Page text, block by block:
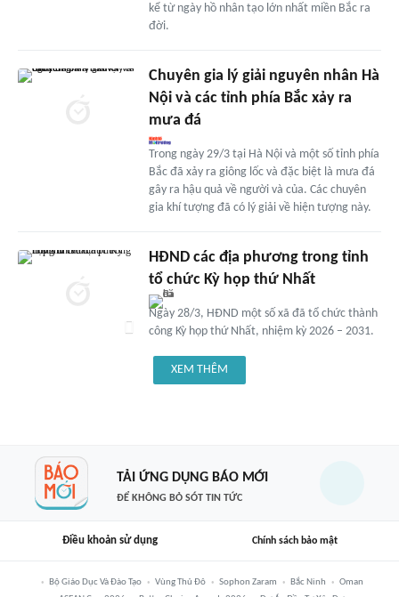
kể từ ngày hồ nhân tạo lớn nhất miền Bắc ra
đời.
Chuyên gia lý giải nguyên nhân Hà
Nội và các tỉnh phía Bắc xảy ra
mưa đá
Trong ngày 29/3 tại Hà Nội và một số tỉnh phía
Bắc đã xảy ra giông lốc và đặc biệt là mưa đá
gây ra hậu quả về người và của. Các chuyên
gia khí tượng đã có lý giải về hiện tượng này.
HĐND các địa phương trong tỉnh
tổ chức Kỳ họp thứ Nhất
Ngày 28/3, HĐND một số xã đã tổ chức thành
công Kỳ họp thứ Nhất, nhiệm kỳ 2026 – 2031.
XEM THÊM
TẢI ỨNG DỤNG BÁO MỚI
ĐỂ KHÔNG BỎ SÓT TIN TỨC
Điều khoản sử dụng Chính sách bảo mật
Bộ Giáo Dục Và Đào Tạo Vùng Thủ Đô Sophon Zaram Bắc Ninh
Oman